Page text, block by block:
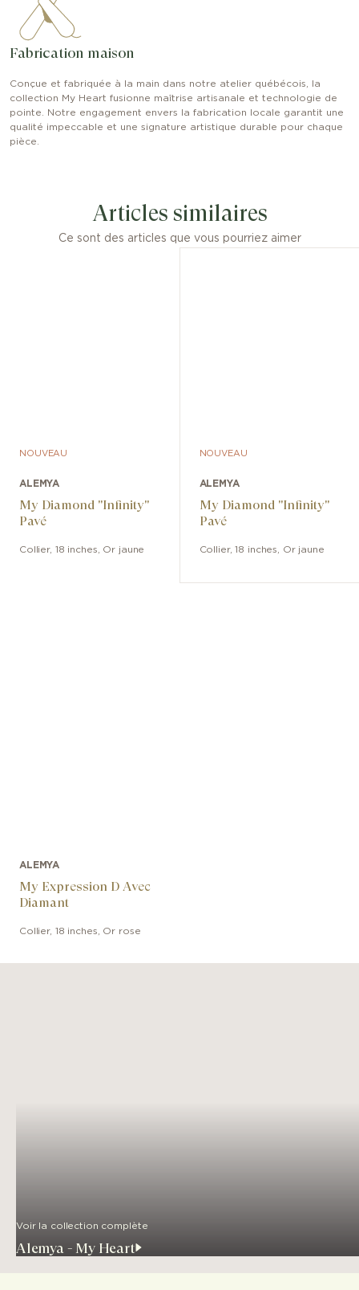
Fabrication maison
Conçue et fabriquée à la main dans notre atelier québécois, la
collection My Heart fusionne maîtrise artisanale et technologie de
pointe. Notre engagement envers la fabrication locale garantit une
qualité impeccable et une signature artistique durable pour chaque
pièce.
Articles similaires
Ce sont des articles que vous pourriez aimer
NOUVEAU
ALEMYA
My Diamond "Infinity"
Pavé
Collier, 18 inches Or jaune
NOUVEAU
ALEMYA
My Diamond "Infinity"
Pavé
Collier,18 inches Or jaune
ALEMYA
My Expression D Avec
Diamant
Collier, 18 inches Or rose
Voir la collection complète
Alemya - My Heart